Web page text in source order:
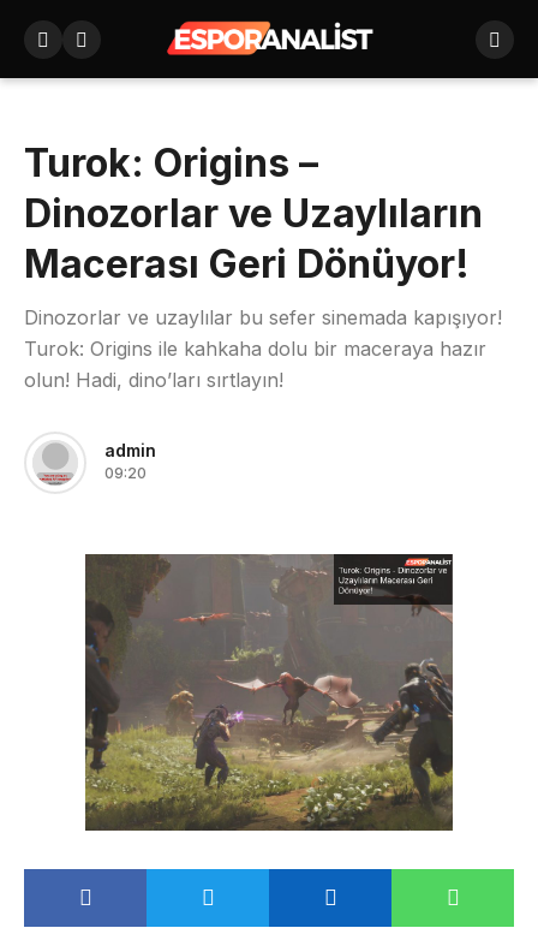
Turok: Origins –
Dinozorlar ve Uzaylıların
Macerası Geri Dönüyor!
Dinozorlar ve uzaylılar bu sefer sinemada kapışıyor!
Turok: Origins ile kahkaha dolu bir maceraya hazır
olun! Hadi, dino’ları sırtlayın!
admin
09:20